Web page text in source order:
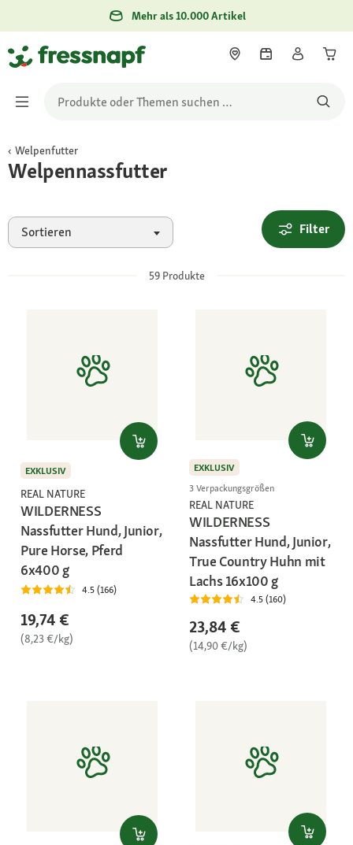
Mehr als 10.000 Artikel
Welpenfutter
Welpennassfutter
Sortieren Filter
59Produkte
EXKLUSIV
REAL NATURE
WILDERNESS
Nassfutter Hund, Junior,
Pure Horse, Pferd
6x400 g
4.5 (166)
19,74 €
(8,23 €/kg)
EXKLUSIV
3 Verpackungsgrößen
REAL NATURE
WILDERNESS
Nassfutter Hund, Junior,
True Country Huhn mit
Lachs 16x100 g
4.5 (160)
23,84 €
(14,90 €/kg)